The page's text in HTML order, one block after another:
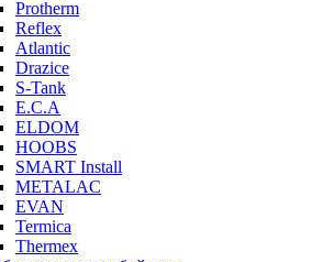
Protherm
Reflex
Atlantic
Drazice
S-Tank
E.C.A
ELDOM
HOOBS
SMART Install
METALAC
EVAN
Termica
Thermex